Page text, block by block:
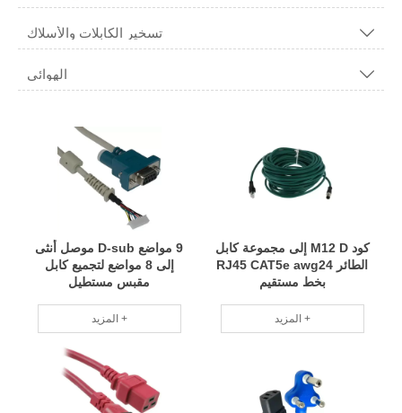
تسخير الكابلات والأسلاك 
الهوائي 
9 مواضع D-sub موصل أنثى
إلى 8 مواضع لتجميع كابل
مقبس مستطيل
المزيد +
كود M12 D إلى مجموعة كابل
الطائر RJ45 CAT5e awg24
بخط مستقيم
المزيد +